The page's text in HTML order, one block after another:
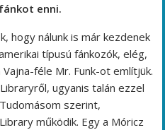
enni.
hogy nálunk is már kezdenek
típusú fánkozók, elég,
féle Mr. Funk-ot említjük.
ugyanis talán ezzel
szerint,
működik. Egy a Móricz